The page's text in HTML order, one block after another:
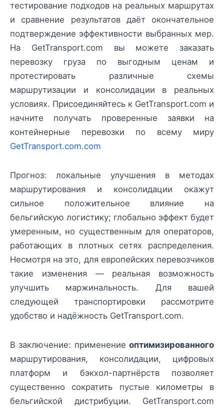
тестирование подходов на реальных маршрутах
и сравнение результатов даёт окончательное
подтверждение эффективности выбранных мер.
На GetTransport.com вы можете заказать
перевозку груза по выгодным ценам и
протестировать различные схемы
маршрутизации и консолидации в реальных
условиях. Присоединяйтесь к GetTransport.com и
начните получать проверенные заявки на
контейнерные перевозки по всему миру
GetTransport.com.com
Прогноз: локальные улучшения в методах
маршрутирования и консолидации окажут
сильное положительное влияние на
бельгийскую логистику; глобально эффект будет
умеренным, но существенным для операторов,
работающих в плотных сетях распределения.
Несмотря на это, для европейских перевозчиков
такие изменения — реальная возможность
улучшить маржинальность. Для вашей
следующей транспортировки рассмотрите
удобство и надёжность GetTransport.com.
В заключение: применение оптимизированного
маршрутирования, консолидации, цифровых
платформ и бэкхол-партнёрств позволяет
существенно сократить пустые километры в
бельгийской дистрибуции. GetTransport.com